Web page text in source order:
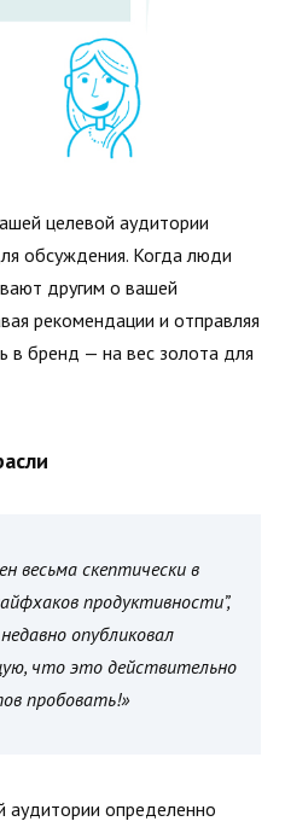
целевой аудитории
обсуждения. Когда люди
другим о вашей
рекомендации и отправляя
в бренд — на вес золота для
весьма скептически в
продуктивности”,
опубликовал
что это действительно
пробовать!»
аудитории определенно